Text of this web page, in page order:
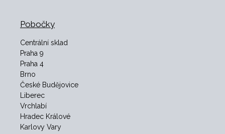
Pobočky
Centrální sklad
Praha 9
Praha 4
Brno
České Budějovice
Liberec
Vrchlabí
Hradec Králové
Karlovy Vary